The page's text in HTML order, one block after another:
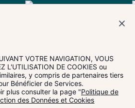
VOTRE NAVIGATION, VOUS
L'UTILISATION DE COOKIES ou
y compris de partenaires tiers
Bénéficier de Services.
plus consulter la page "Politique de
des Données et Cookies